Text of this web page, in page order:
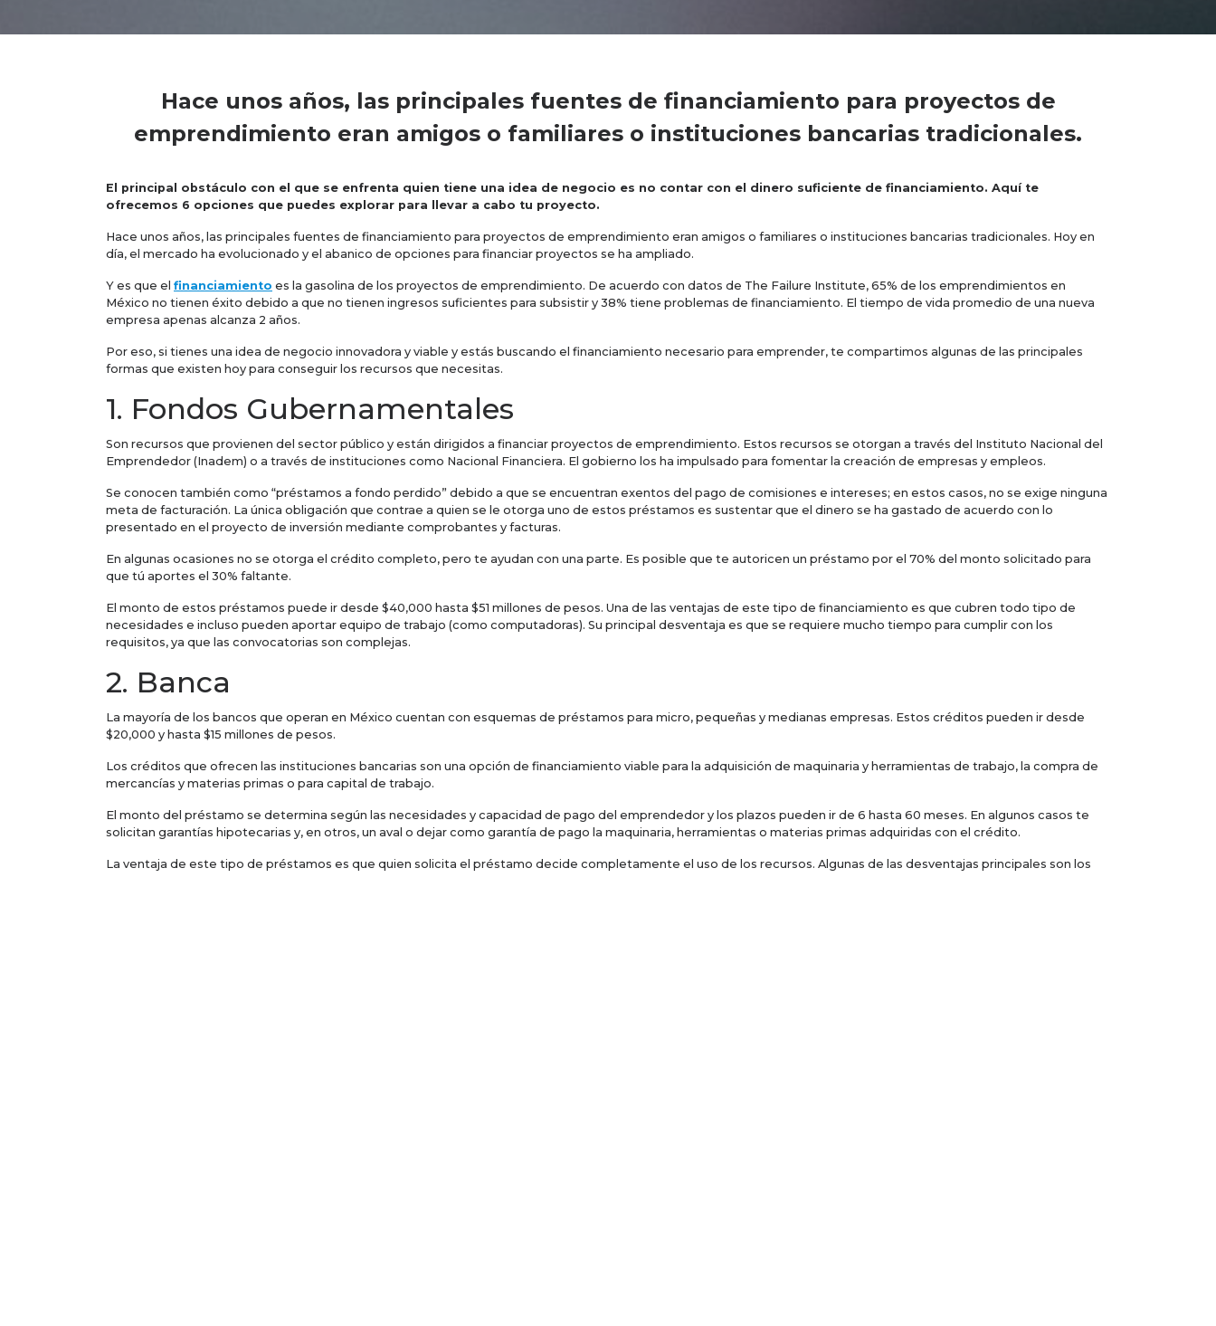
Hace unos años, las principales fuentes de financiamiento para proyectos de
emprendimiento eran amigos o familiares o instituciones bancarias tradicionales.
El principal obstáculo con el que se enfrenta quien tiene una idea de negocio es no contar con el dinero suficiente de financiamiento. Aquí te
ofrecemos 6 opciones que puedes explorar para llevar a cabo tu proyecto.
Hace unos años, las principales fuentes de financiamiento para proyectos de emprendimiento eran amigos o familiares o instituciones bancarias tradicionales. Hoy en
día, el mercado ha evolucionado y el abanico de opciones para financiar proyectos se ha ampliado.
Y es que el financiamiento es la gasolina de los proyectos de emprendimiento. De acuerdo con datos de The Failure Institute, 65% de los emprendimientos en
México no tienen éxito debido a que no tienen ingresos suficientes para subsistir y 38% tiene problemas de financiamiento. El tiempo de vida promedio de una nueva
empresa apenas alcanza 2 años.
Por eso, si tienes una idea de negocio innovadora y viable y estás buscando el financiamiento necesario para emprender, te compartimos algunas de las principales
formas que existen hoy para conseguir los recursos que necesitas.
1. Fondos Gubernamentales
Son recursos que provienen del sector público y están dirigidos a financiar proyectos de emprendimiento. Estos recursos se otorgan a través del Instituto Nacional del
Emprendedor (Inadem) o a través de instituciones como Nacional Financiera. El gobierno los ha impulsado para fomentar la creación de empresas y empleos.
Se conocen también como “préstamos a fondo perdido” debido a que se encuentran exentos del pago de comisiones e intereses; en estos casos, no se exige ninguna
meta de facturación. La única obligación que contrae a quien se le otorga uno de estos préstamos es sustentar que el dinero se ha gastado de acuerdo con lo
presentado en el proyecto de inversión mediante comprobantes y facturas.
En algunas ocasiones no se otorga el crédito completo, pero te ayudan con una parte. Es posible que te autoricen un préstamo por el 70% del monto solicitado para
que tú aportes el 30% faltante.
El monto de estos préstamos puede ir desde $40,000 hasta $51 millones de pesos. Una de las ventajas de este tipo de financiamiento es que cubren todo tipo de
necesidades e incluso pueden aportar equipo de trabajo (como computadoras). Su principal desventaja es que se requiere mucho tiempo para cumplir con los
requisitos, ya que las convocatorias son complejas.
2. Banca
La mayoría de los bancos que operan en México cuentan con esquemas de préstamos para micro, pequeñas y medianas empresas. Estos créditos pueden ir desde
$20,000 y hasta $15 millones de pesos.
Los créditos que ofrecen las instituciones bancarias son una opción de financiamiento viable para la adquisición de maquinaria y herramientas de trabajo, la compra de
mercancías y materias primas o para capital de trabajo.
El monto del préstamo se determina según las necesidades y capacidad de pago del emprendedor y los plazos pueden ir de 6 hasta 60 meses. En algunos casos te
solicitan garantías hipotecarias y, en otros, un aval o dejar como garantía de pago la maquinaria, herramientas o materias primas adquiridas con el crédito.
La ventaja de este tipo de préstamos es que quien solicita el préstamo decide completamente el uso de los recursos. Algunas de las desventajas principales son los